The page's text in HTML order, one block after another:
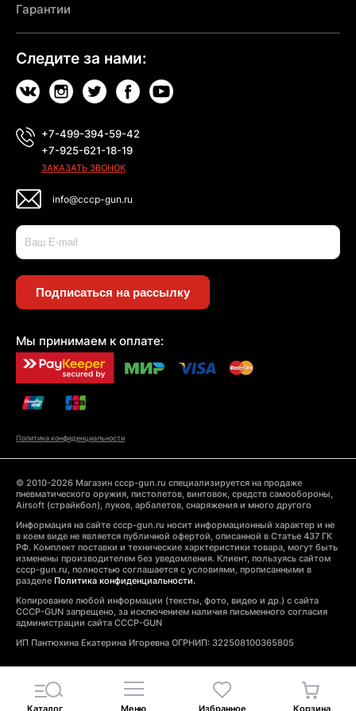
Гарантии
Следите за нами:
+7-499-394-59-42
+7-925-621-18-19
ЗАКАЗАТЬ ЗВОНОК
info@cccp-gun.ru
Подписаться на рассылку
Мы принимаем к оплате:
Политика конфиденциальности
© 2010-2026 Магазин cccp-gun.ru специализируется на продаже
пневматического оружия, пистолетов, винтовок, средств самообороны,
Airsoft (страйкбол), луков, арбалетов, снаряжения и много другого
Информация на сайте cccp-gun.ru носит информационный характер и не
в коем виде не является публичной офертой, описанной в Статье 437 ГК
РФ. Комплект поставки и технические харктеристики товара, могут быть
изменены производителем без уведомления. Клиент, пользуясь сайтом
cccp-gun.ru, полностью соглашается с условиями, прописанными в
разделе Политика конфиденциальности.
Копирование любой информации (тексты, фото, видео и др.) с сайта
CCCP-GUN запрещено, за исключением наличия письменного согласия
администрации сайта CCCP-GUN
ИП Пантюхина Екатерина Игоревна ОГРНИП: 322508100365805
Каталог Меню Избранное Корзина